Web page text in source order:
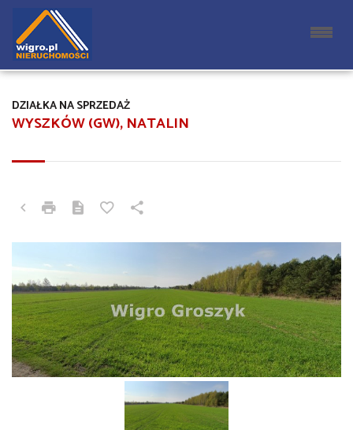
WYSZKÓW (GW), NATALIN
DZIAŁKA NA SPRZEDAŻ